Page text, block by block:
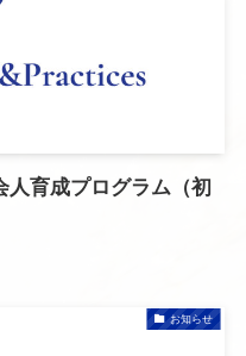
育成プログラム（初
お知らせ